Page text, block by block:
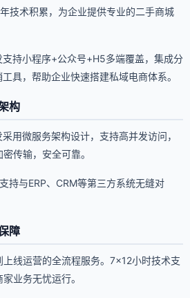
技术积累，为企业提供专业的二手商城
持小程序+公众号+H5多端覆盖，集成分
具，帮助企业快速搭建私域电商体系。
构
用微服务架构设计，支持高并发访问，
传输，安全可靠。
持与ERP、CRM等第三方系统无缝对
障
线运营的全流程服务。7×12小时技术支
业务无忧运行。